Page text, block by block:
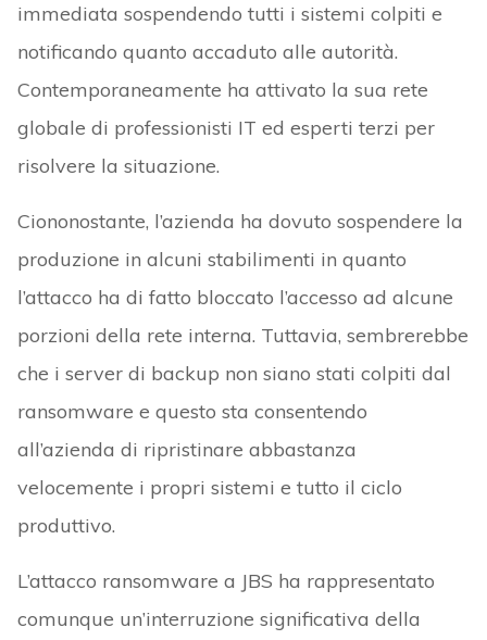
immediata sospendendo tutti i sistemi colpiti e
notificando quanto accaduto alle autorità.
Contemporaneamente ha attivato la sua rete
globale di professionisti IT ed esperti terzi per
risolvere la situazione.
Ciononostante, l’azienda ha dovuto sospendere la
produzione in alcuni stabilimenti in quanto
l’attacco ha di fatto bloccato l’accesso ad alcune
porzioni della rete interna. Tuttavia, sembrerebbe
che i server di backup non siano stati colpiti dal
ransomware e questo sta consentendo
all’azienda di ripristinare abbastanza
velocemente i propri sistemi e tutto il ciclo
produttivo.
L’attacco ransomware a JBS ha rappresentato
comunque un’interruzione significativa della